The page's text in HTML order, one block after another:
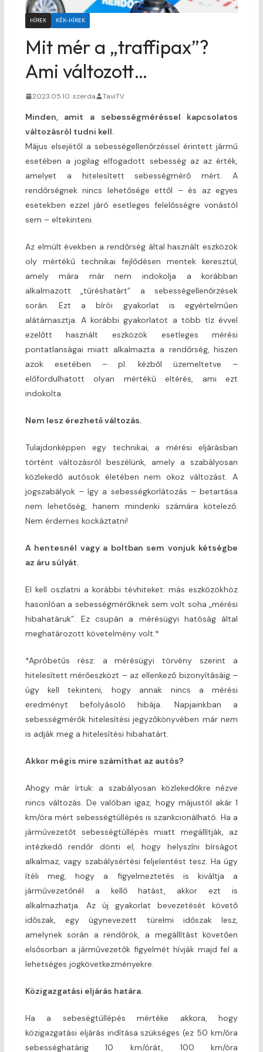
HÍREK KÉK-HÍREK
Mit mér a „traffipax”?
Ami változott…
2023.05.10. szerda TaviTV
Minden, amit a sebességméréssel kapcsolatos
változásról tudni kell.
Május elsejétől a sebességellenőrzéssel érintett jármű
esetében a jogilag elfogadott sebesség az az érték,
amelyet a hitelesített sebességmérő mért. A
rendőrségnek nincs lehetősége ettől – és az egyes
esetekben ezzel járó esetleges felelősségre vonástól
sem – eltekinteni.
Az elmúlt években a rendőrség által használt eszközök
oly mértékű technikai fejlődésen mentek keresztül,
amely mára már nem indokolja a korábban
alkalmazott „tűréshatárt” a sebességellenőrzések
során. Ezt a bírói gyakorlat is egyértelműen
alátámasztja. A korábbi gyakorlatot a több tíz évvel
ezelőtt használt eszközök esetleges mérési
pontatlanságai miatt alkalmazta a rendőrség, hiszen
azok esetében – pl. kézből üzemeltetve –
előfordulhatott olyan mértékű eltérés, ami ezt
indokolta.
Nem lesz érezhető változás.
Tulajdonképpen egy technikai, a mérési eljárásban
történt változásról beszélünk, amely a szabályosan
közlekedő autósok életében nem okoz változást. A
jogszabályok – így a sebességkorlátozás – betartása
nem lehetőség, hanem mindenki számára kötelező.
Nem érdemes kockáztatni!
A hentesnél vagy a boltban sem vonjuk kétségbe
az áru súlyát.
El kell oszlatni a korábbi tévhiteket: más eszközökhöz
hasonlóan a sebességmérőknek sem volt soha „mérési
hibahatáruk”. Ez csupán a mérésügyi hatóság által
meghatározott követelmény volt.*
*Apróbetűs rész: a mérésügyi törvény szerint a
hitelesített mérőeszközt – az ellenkező bizonyításáig –
úgy kell tekinteni, hogy annak nincs a mérési
eredményt befolyásoló hibája. Napjainkban a
sebességmérők hitelesítési jegyzőkönyvében már nem
is adják meg a hitelesítési hibahatárt.
Akkor mégis mire számíthat az autós?
Ahogy már írtuk: a szabályosan közlekedőkre nézve
nincs változás. De valóban igaz, hogy májustól akár 1
km/óra mért sebességtúllépés is szankcionálható. Ha a
járművezetőt sebességtúllépés miatt megállítják, az
intézkedő rendőr dönti el, hogy helyszíni bírságot
alkalmaz, vagy szabálysértési feljelentést tesz. Ha úgy
ítéli meg, hogy a figyelmeztetés is kiváltja a
járművezetőnél a kellő hatást, akkor ezt is
alkalmazhatja. Az új gyakorlat bevezetését követő
időszak, egy úgynevezett türelmi időszak lesz,
amelynek során a rendőrök, a megállítást követően
elsősorban a járművezetők figyelmét hívják majd fel a
lehetséges jogkövetkezményekre.
Közigazgatási eljárás határa.
Ha a sebeségtúllépés mértéke akkora, hogy
közigazgatási eljárás indítása szükséges (ez 50 km/óra
sebességhatárig 10 km/órát, 100 km/óra